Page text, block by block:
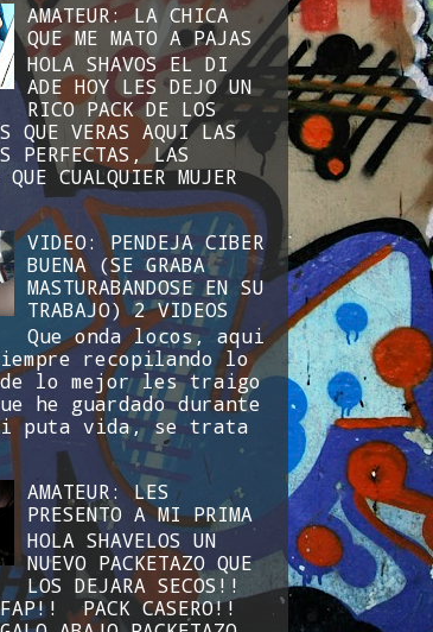
AMATEUR: LA CHICA
QUE ME MATO A PAJAS
HOLA SHAVOS EL DI
ADE HOY LES DEJO UN
RICO PACK DE LOS
QUE VERAS AQUI LAS
PERFECTAS, LAS
QUE CUALQUIER MUJER
VIDEO: PENDEJA CIBER
BUENA (SE GRABA
MASTURABANDOSE EN SU
TRABAJO) 2 VIDEOS
Que onda locos, aqui
recopilando lo
lo mejor les traigo
he guardado durante
puta vida, se trata
AMATEUR: LES
PRESENTO A MI PRIMA
HOLA SHAVELOS UN
NUEVO PACKETAZO QUE
LOS DEJARA SECOS!!
FAP!! PACK CASERO!!